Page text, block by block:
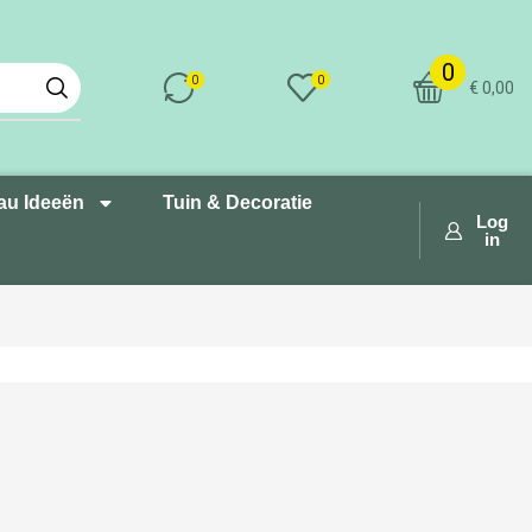
0 0 0
€0,00
Log
in
Ideeën Tuin & Decoratie